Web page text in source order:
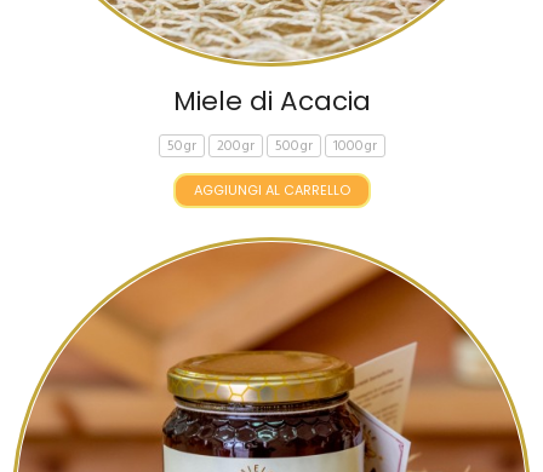
Miele di Acacia
50gr 200gr 500gr 1000gr
AGGIUNGI AL CARRELLO